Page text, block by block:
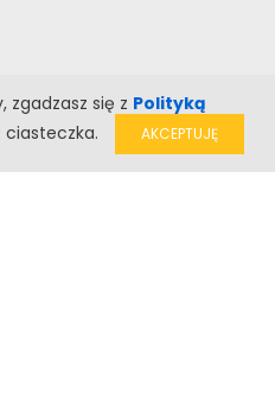
zgadzasz się z Polityką
AKCEPTUJĘ